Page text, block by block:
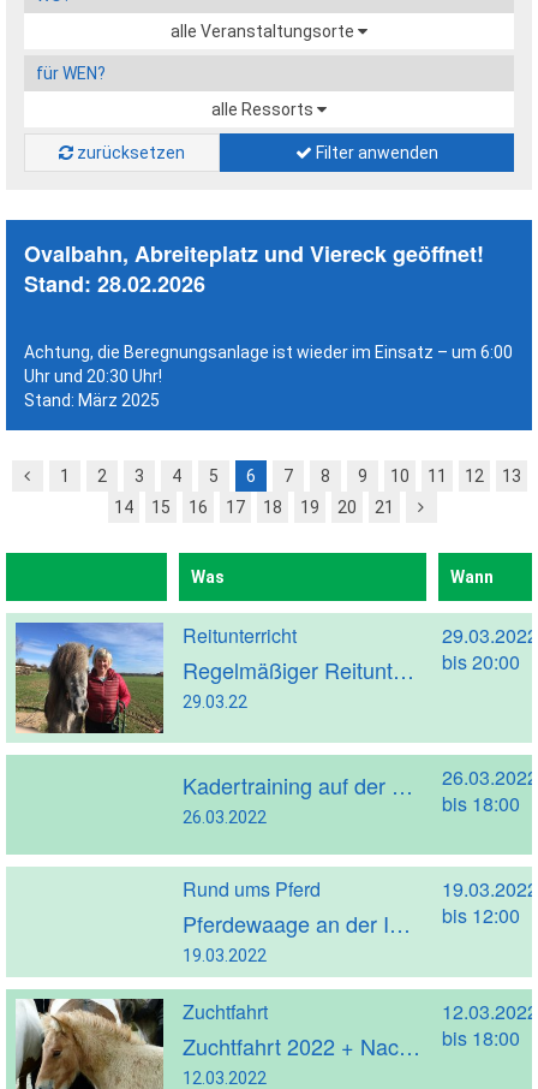
alle Veranstaltungsorte
für WEN?
alle Ressorts
zurücksetzen Filter anwenden
Ovalbahn, Abreiteplatz und Viereck geöffnet!
Stand: 28.02.2026
Achtung, die Beregnungsanlage ist wieder im Einsatz – um 6:00
Uhr und 20:30 Uhr!
Stand: März 2025
1 2 3 4 5 6 7 8 9 10 11 12
13
14
15 16 17 18 19 20 21
Was Wann
Reitunterricht
Regelmäßiger Reitunterricht mit Kathrin Strakeljahn (Trainer A)
29.03.22
bis 20:00
Kadertraining auf der Vereinsanlage
26.03.2022
bis 18:00
Rund ums Pferd
Pferdewaage an der IPOL Vereinsanlage in Belm-Powe
19.03.2022
bis 12:00
Zuchtfahrt
Zuchtfahrt 2022 + Nachbericht + Fotos
12.03.2022
bis 18:00